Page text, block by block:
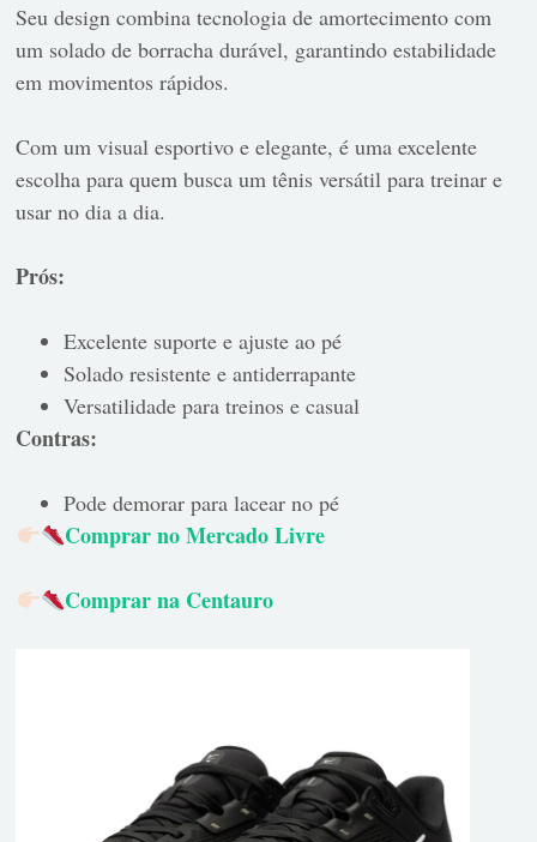
Seu design combina tecnologia de amortecimento com
um solado de borracha durável, garantindo estabilidade
em movimentos rápidos.
Com um visual esportivo e elegante, é uma excelente
escolha para quem busca um tênis versátil para treinar e
usar no dia a dia.
Prós:
Excelente suporte e ajuste ao pé
Solado resistente e antiderrapante
Versatilidade para treinos e casual
Contras:
Pode demorar para lacear no pé
Comprar no Mercado Livre
Comprar na Centauro